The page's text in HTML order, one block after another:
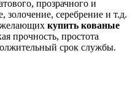
прозрачного и
золочение, серебрение и т.д.
купить кованые
прочность, простота
срок службы.